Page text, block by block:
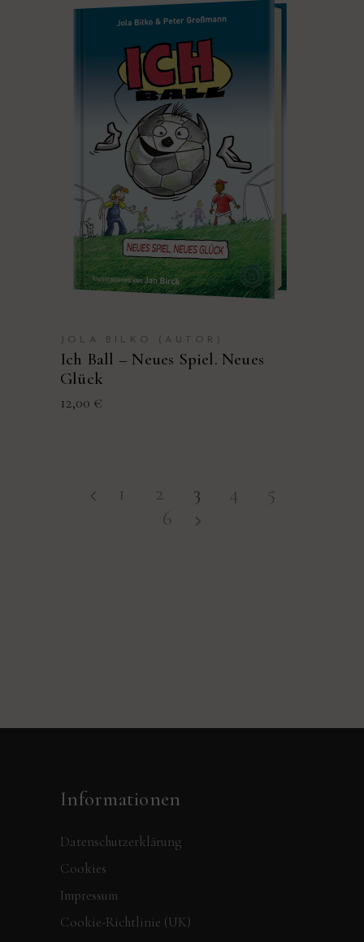
PRODUKT KAUFEN
JOLA BILKO (AUTOR)
Ich Ball – Neues Spiel. Neues
Glück
12,00 €
1 2 3 4
5
6
Informationen
Datenschutzerklärung
Cookies
Impressum
Cookie-Richtlinie (UK)